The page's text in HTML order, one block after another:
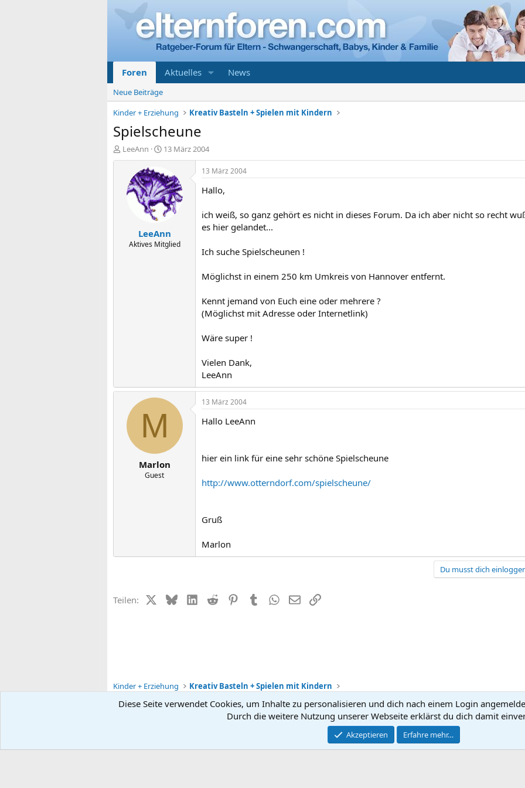
Foren Aktuelles News
Neue Beiträge
Kinder + Erziehung
Kreativ Basteln + Spielen mit Kindern
Spielscheune
E
r
LeeAnn
E
r
t
e
l
l
a
m
13 März 2004
LeeAnn
Aktives Mitglied
13 März 2004
Hallo,
ich weiß, so ganz gehört es nicht in dieses Forum. Da ich aber nicht so recht
es hier gelandet...
Ich suche Spielscheunen !
Möglichst in einem 250 km Umkreis von Hannover entfernt.
Kennt jemand von Euch eine oder mehrere ?
(Möglichst mit Adresse oder Internetlink)
Wäre super !
Vielen Dank,
LeeAnn
M
Marlon
Guest
13 März 2004
Hallo LeeAnn
hier ein link für eine sehr schöne Spielscheune
http://www.otterndorf.com/spielscheune/
Gruß
Marlon
Du musst dich
Teilen: X (Twitter)
BlueskyLinkedIn
Reddit PinterestTumblrWhatsApp
E-MailLink
Kinder + Erziehung Kreativ Basteln + Spielen mit Kindern
Kontakt
Community platform by XenForo ® © 2010-2026 XenForo Ltd.
Diese Seite verwendet Cookies, um Inhalte zu personalisieren und dich nach einem Login
Durch die weitere Nutzung unserer Webseite erklärst du dich damit
Akzeptieren Erfahre mehr…